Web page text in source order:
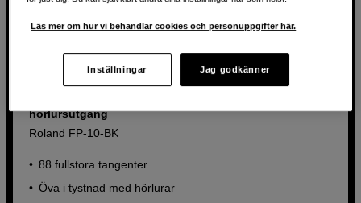
hörlursutgång
Roland FP-10-BK
88 fullstora tangenter
Öva i tystnad med hörlurar
Läs mer om hur vi behandlar cookies och personuppgifter här.
Inställningar Jag godkänner